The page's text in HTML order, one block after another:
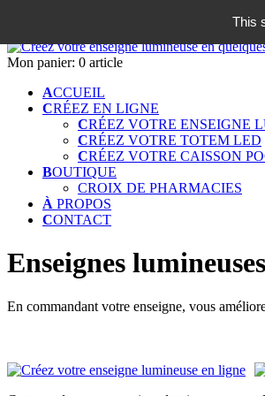
Mon panier: 0 article
ACCUEIL
CRÉEZ EN LIGNE
CRÉEZ VOTRE ENSEIGNE
CRÉEZ VOTRE TOTEM LED
CRÉEZ VOTRE CAISSON
BOUTIQUE
CROIX DE PHARMACIES
À PROPOS
CONTACT
Enseignes
En commandant votre enseigne, vous
This